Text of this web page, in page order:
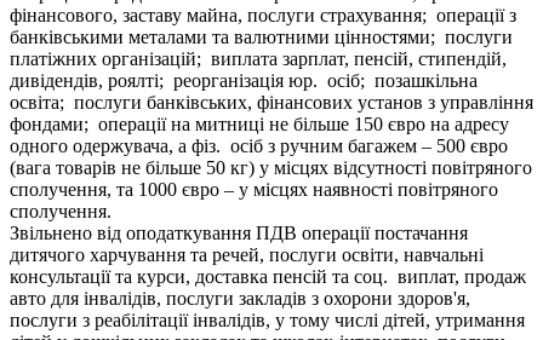
фінансового, заставу майна, послуги страхування; операції з
банківськими металами та валютними цінностями; послуги
платіжних організацій; виплата зарплат, пенсій, стипендій,
дивідендів, роялті; реорганізація юр. осіб; позашкільна
освіта; послуги банківських, фінансових установ з управління
фондами; операції на митниці не більше 150 євро на адресу
одного одержувача, а фіз. осіб з ручним багажем – 500 євро
(вага товарів не більше 50 кг) у місцях відсутності повітряного
сполучення, та 1000 євро – у місцях наявності повітряного
сполучення.
Звільнено від оподаткування ПДВ операції постачання
дитячого харчування та речей, послуги освіти, навчальні
консультації та курси, доставка пенсій та соц. виплат, продаж
авто для інвалідів, послуги закладів з охорони здоров'я,
послуги з реабілітації інвалідів, у тому числі дітей, утримання